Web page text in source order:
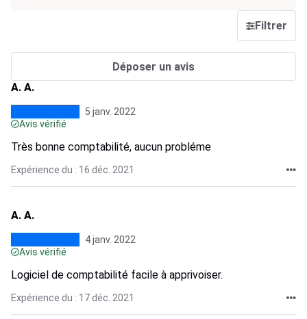
Filtrer
Déposer un avis
A. A.
5 janv. 2022
Avis vérifié
Très bonne comptabilité, aucun probléme
Expérience du : 16 déc. 2021
A. A.
4 janv. 2022
Avis vérifié
Logiciel de comptabilité facile à apprivoiser.
Expérience du : 17 déc. 2021